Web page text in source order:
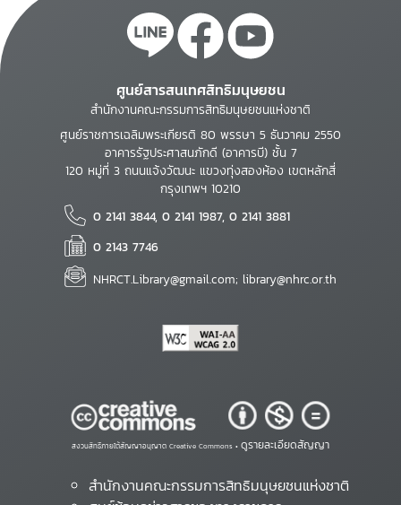
ศูนย์สารสนเทศสิทธิมนุษยชน
สำนักงานคณะกรรมการสิทธิมนุษยชนแห่งชาติ
ศูนย์ราชการเฉลิมพระเกียรติ 80 พรรษา 5 ธันวาคม 2550
อาคารรัฐประศาสนภักดี (อาคารบี) ชั้น 7
120 หมู่ที่ 3 ถนนแจ้งวัฒนะ แขวงทุ่งสองห้อง เขตหลักสี่
กรุงเทพฯ 10210
0 2141 3844, 0 2141 1987, 0 2141 3881
0 2143 7746
NHRCT.Library@gmail.com; library@nhrc.or.th
สงวนสิทธิ์ภายใต้สัญญาอนุญาต Creative Commons • ดูรายละเอียดสัญญา
สำนักงานคณะกรรมการสิทธิมนุษยชนแห่งชาติ